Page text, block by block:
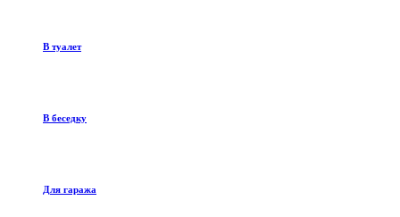
В туалет
В беседку
Для гаража